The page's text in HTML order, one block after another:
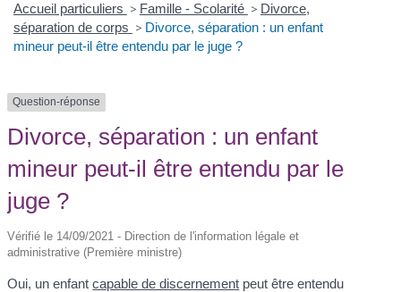
Accueil particuliers > Famille - Scolarité > Divorce,
séparation de corps > Divorce, séparation : un enfant
mineur peut-il être entendu par le juge ?
Question-réponse
Divorce, séparation : un enfant
mineur peut-il être entendu par le
juge ?
Vérifié le 14/09/2021 - Direction de l'information légale et
administrative (Première ministre)
Oui, un enfantcapable de discernement peut être entendu